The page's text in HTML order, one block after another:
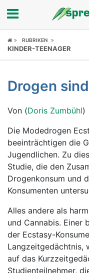
Fokus
Symptome
Untersuchungen
News
Ratgeber
Rubriken
RUBRIKEN
KINDER-TEENAGER
Drogen
Von (Doris Zumbühl)
Die Modedrogen
beeinträchtigen die
Jugendlichen. Zu
Studie, die den
Drogenkonsum und
Konsumenten
Alles andere als
und Cannabis. Einer
der Ecstasy-
Langzeitgedächtnis,
auf das
Studienteilnehmer,